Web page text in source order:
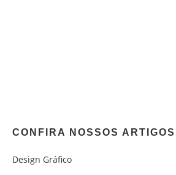
CONFIRA NOSSOS ARTIGOS
Design Gráfico